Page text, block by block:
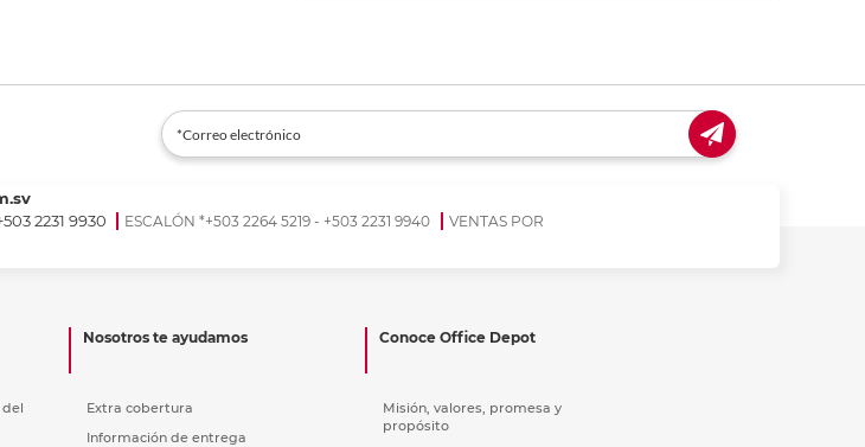
2231 9930
ESCALÓN *+503 2264 5219 - +503 2231 9940
VENTAS POR
del
Nosotros te ayudamos
Extra cobertura
Información de entrega
Conoce Office Depot
Misión, valores, promesa y
propósito